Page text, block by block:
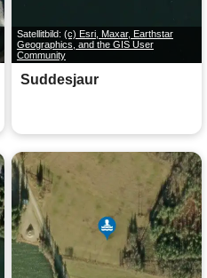
Satellitbild: (c) Esri, Maxar, Earthstar
Geographics, and the GIS User
Community
Suddesjaur